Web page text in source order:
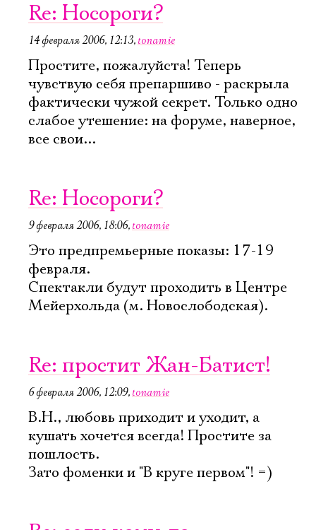
Re: Носороги?
14 февраля 2006, 12:13, tonamie
Простите, пожалуйста! Теперь
чувствую себя препаршиво - раскрыла
фактически чужой секрет. Только одно
слабое утешение: на форуме, наверное,
все свои...
Re: Носороги?
9 февраля 2006, 18:06, tonamie
Это предпремьерные показы: 17-19
февраля.
Спектакли будут проходить в Центре
Мейерхольда (м. Новослободская).
Re: простит Жан-Батист!
6 февраля 2006, 12:09, tonamie
В.Н., любовь приходит и уходит, а
кушать хочется всегда! Простите за
пошлость.
Зато фоменки и "В круге первом"! =)